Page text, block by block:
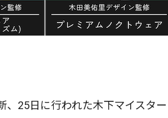
、25日に行われた木下マイスター